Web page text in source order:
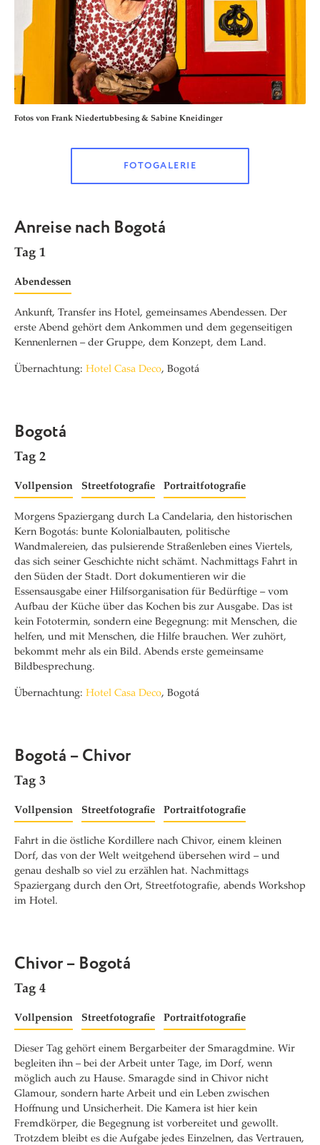
Fotos von Frank Niedertubbesing & Sabine Kneidinger
FOTOGALERIE
Anreise nach Bogotá
Tag 1
Abendessen
Ankunft, Transfer ins Hotel, gemeinsames Abendessen. Der
erste Abend gehört dem Ankommen und dem gegenseitigen
Kennenlernen – der Gruppe, dem Konzept, dem Land.
Übernachtung: Hotel Casa Deco, Bogotá
Bogotá
Tag 2
Vollpension Streetfotografie Portraitfotografie
Morgens Spaziergang durch La Candelaria, den historischen
Kern Bogotás: bunte Kolonialbauten, politische
Wandmalereien, das pulsierende Straßenleben eines Viertels,
das sich seiner Geschichte nicht schämt. Nachmittags Fahrt in
den Süden der Stadt. Dort dokumentieren wir die
Essensausgabe einer Hilfsorganisation für Bedürftige – vom
Aufbau der Küche über das Kochen bis zur Ausgabe. Das ist
kein Fototermin, sondern eine Begegnung: mit Menschen, die
helfen, und mit Menschen, die Hilfe brauchen. Wer zuhört,
bekommt mehr als ein Bild. Abends erste gemeinsame
Bildbesprechung.
Übernachtung: Hotel Casa Deco, Bogotá
Bogotá – Chivor
Tag 3
Vollpension Streetfotografie Portraitfotografie
Fahrt in die östliche Kordillere nach Chivor, einem kleinen
Dorf, das von der Welt weitgehend übersehen wird – und
genau deshalb so viel zu erzählen hat. Nachmittags
Spaziergang durch den Ort, Streetfotografie, abends Workshop
im Hotel.
Chivor – Bogotá
Tag 4
Vollpension Streetfotografie Portraitfotografie
Dieser Tag gehört einem Bergarbeiter der Smaragdmine. Wir
begleiten ihn – bei der Arbeit unter Tage, im Dorf, wenn
möglich auch zu Hause. Smaragde sind in Chivor nicht
Glamour, sondern harte Arbeit und ein Leben zwischen
Hoffnung und Unsicherheit. Die Kamera ist hier kein
Fremdkörper, die Begegnung ist vorbereitet und gewollt.
Trotzdem bleibt es die Aufgabe jedes Einzelnen, das Vertrauen,